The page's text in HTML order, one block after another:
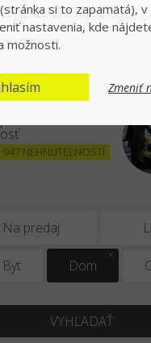
947 NEHNUTEĽNOSTÍ
Na predaj
Byt Dom
VYHĽADAŤ
si to zapamätá),
nastavenia, kde
možnosti.
Zmeniť